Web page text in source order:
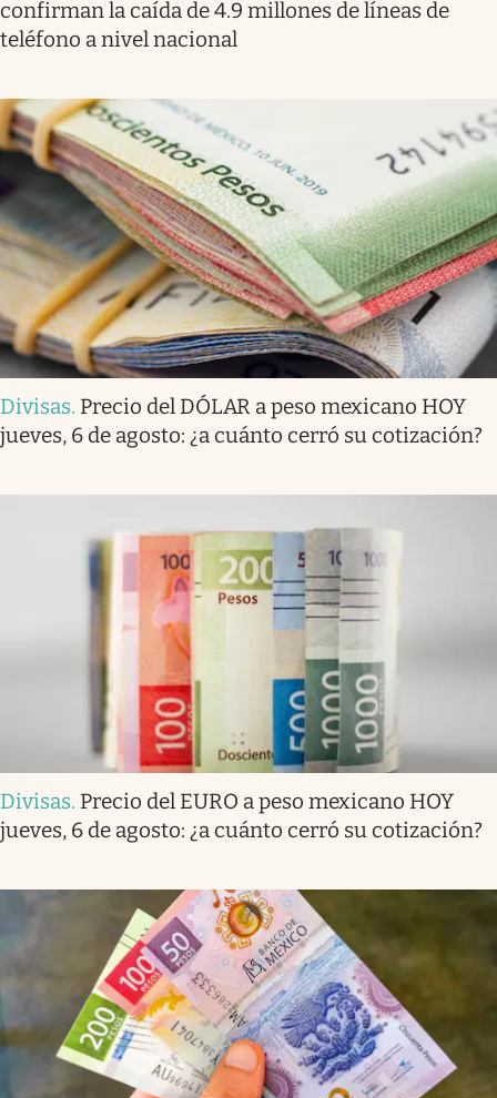
confirman la caída de 4.9 millones de líneas de
teléfono a nivel nacional
Divisas. Precio del DÓLAR a peso mexicano HOY
jueves, 6 de agosto: ¿a cuánto cerró su cotización?
Divisas. Precio del EURO a peso mexicano HOY
jueves, 6 de agosto: ¿a cuánto cerró su cotización?